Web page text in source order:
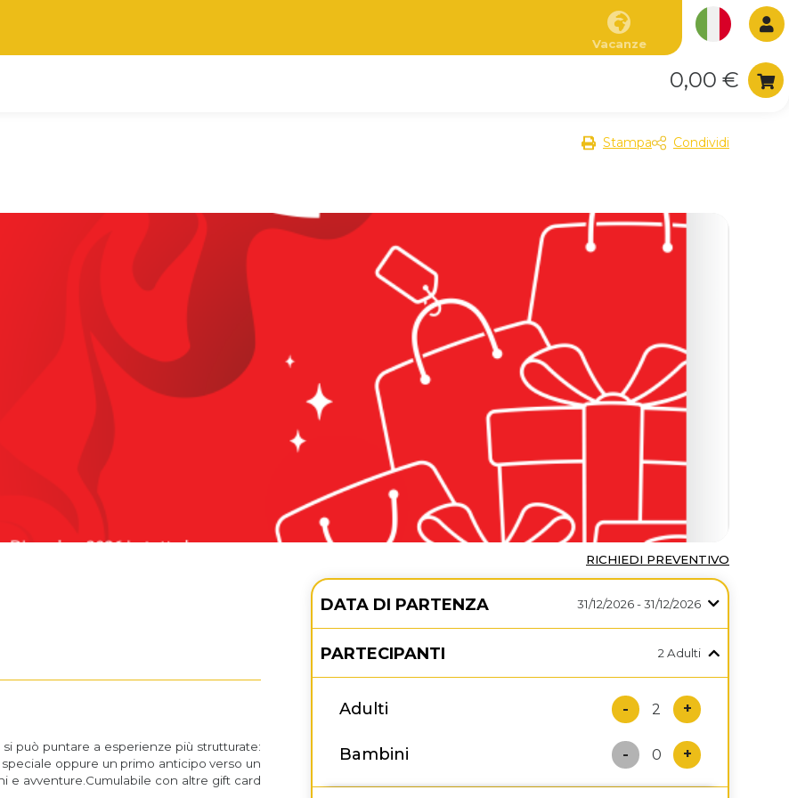
Vacanze
0,00 €
Stampa Condividi
può puntare a esperienze più strutturate:
oppure un primo anticipo verso un
e avventure.Cumulabile con altre gift card
RICHIEDI PREVENTIVO
DATA DI PARTENZA 31/12/2026 - 31/12/2026
PARTECIPANTI 2 Adulti
Adulti - 2 +
Bambini - 0 +